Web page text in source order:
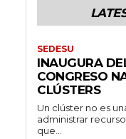
SEDESU
INAUGURA
CONGRESO
CLÚSTERS
Un clúster no es
administrar
que...